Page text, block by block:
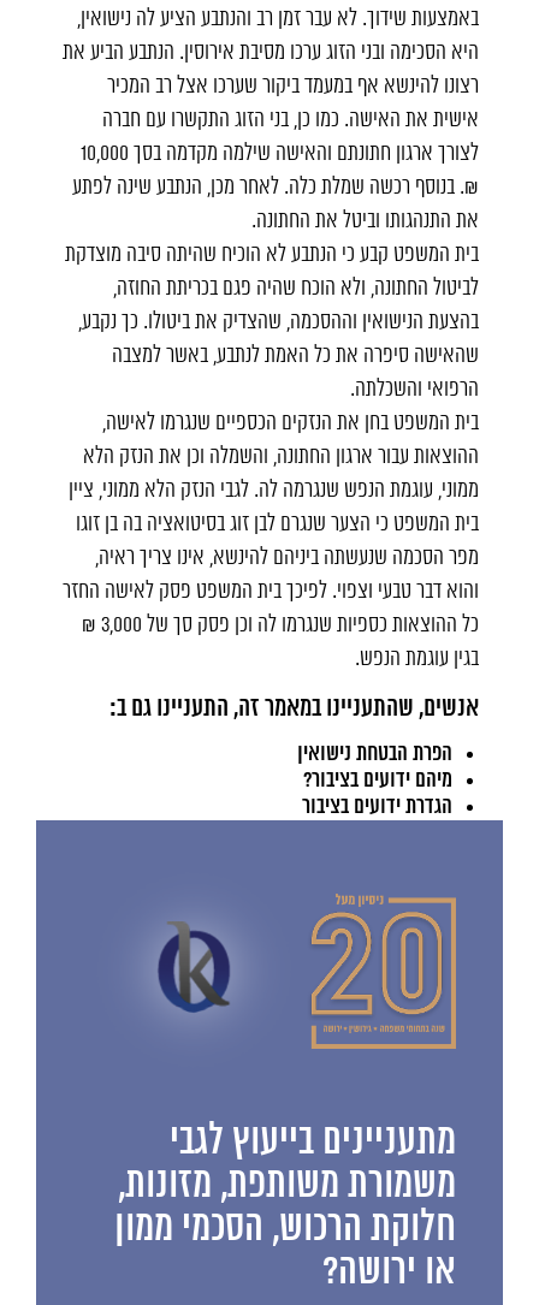
באמצעות שידוך. לא עבר זמן רב והנתבע הציע לה נישואין,
היא הסכימה ובני הזוג ערכו מסיבת אירוסין. הנתבע הביע את
רצונו להינשא אף במעמד ביקור שערכו אצל רב המכיר
אישית את האישה. כמו כן, בני הזוג התקשרו עם חברה
לצורך ארגון חתונתם והאישה שילמה מקדמה בסך 10,000
₪. בנוסף רכשה שמלת כלה. לאחר מכן, הנתבע שינה לפתע
את התנהגותו וביטל את החתונה.
בית המשפט קבע כי הנתבע לא הוכיח שהיתה סיבה מוצדקת
לביטול החתונה, ולא הוכח שהיה פגם בכריתת החוזה,
בהצעת הנישואין וההסכמה, שהצדיק את ביטולו. כך נקבע,
שהאישה סיפרה את כל האמת לנתבע, באשר למצבה
הרפואי והשכלתה.
בית המשפט בחן את הנזקים הכספיים שנגרמו לאישה,
ההוצאות עבור ארגון החתונה, והשמלה וכן את הנזק הלא
ממוני, עוגמת הנפש שנגרמה לה. לגבי הנזק הלא ממוני, ציין
בית המשפט כי הצער שנגרם לבן זוג בסיטואציה בה בן זוגו
מפר הסכמה שנעשתה ביניהם להינשא, אינו צריך ראיה,
והוא דבר טבעי וצפוי. לפיכך בית המשפט פסק לאישה החזר
כל ההוצאות כספיות שנגרמו לה וכן פסק סך של 3,000 ₪
בגין עוגמת הנפש.
אנשים, שהתעניינו במאמר זה, התעניינו גם ב:
הפרת הבטחת נישואין
מיהם ידועים בציבור?
הגדרת ידועים בציבור
מתעניינים בייעוץ לגבי
משמורת משותפת, מזונות,
חלוקת הרכוש, הסכמי ממון
או ירושה?